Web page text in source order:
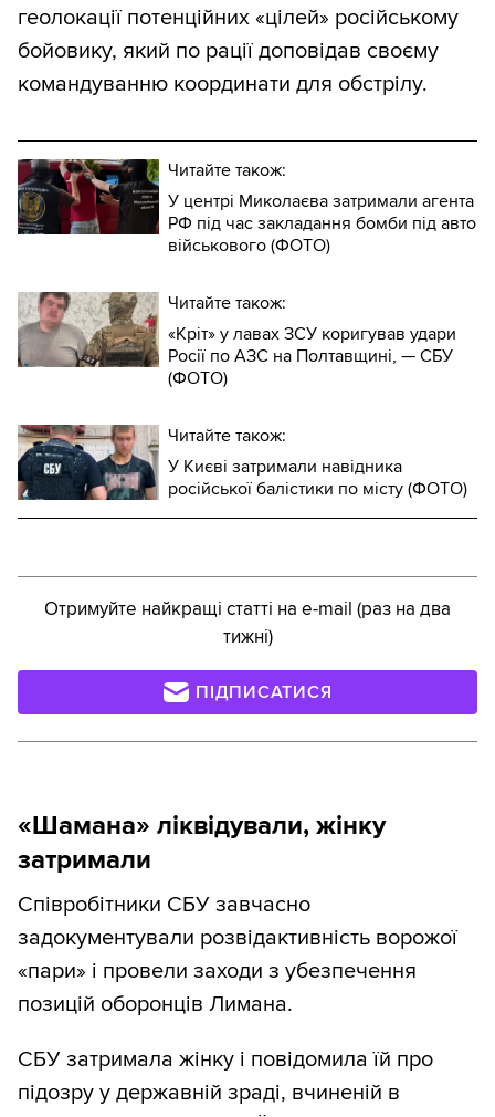
геолокації потенційних «цілей» російському
бойовику, який по рації доповідав своєму
командуванню координати для обстрілу.
Читайте також:
У центрі Миколаєва затримали агента
РФ під час закладання бомби під авто
військового (ФОТО)
Читайте також:
«Кріт» у лавах ЗСУ коригував удари
Росії по АЗС на Полтавщині, — СБУ
(ФОТО)
Читайте також:
У Києві затримали навідника
російської балістики по місту (ФОТО)
Отримуйте найкращі статті на e-mail (раз на два
тижні)
ПІДПИСАТИСЯ
«Шамана» ліквідували, жінку
затримали
Співробітники СБУ завчасно
задокументували розвідактивність ворожої
«пари» і провели заходи з убезпечення
позицій оборонців Лимана.
СБУ затримала жінку і повідомила їй про
підозру у державній зраді, вчиненій в